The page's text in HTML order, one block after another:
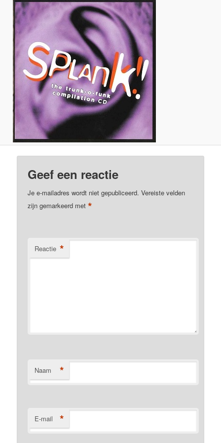
Geef een reactie
Je e-mailadres wordt niet gepubliceerd. Vereiste velden
zijn gemarkeerd met*
Reactie *
Naam *
E-mail *